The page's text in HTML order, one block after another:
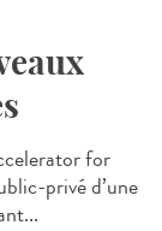
for
privé d’une